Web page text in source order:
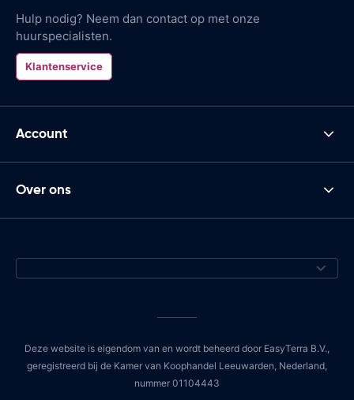
Hulp nodig? Neem dan contact op met onze
huurspecialisten.
Klantenservice
Account
Over ons
Deze website is eigendom van en wordt beheerd door EasyTerra B.V.,
geregistreerd bij de Kamer van Koophandel Leeuwarden, Nederland,
nummer 01104443